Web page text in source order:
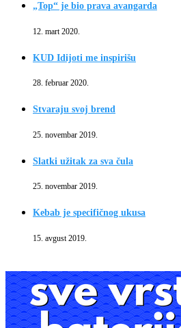
„Top“ je bio prava avangarda
12. mart 2020.
KUD Idijoti me inspirišu
28. februar 2020.
Stvaraju svoj brend
25. novembar 2019.
Slatki užitak za sva čula
25. novembar 2019.
Kebab je specifičnog ukusa
15. avgust 2019.